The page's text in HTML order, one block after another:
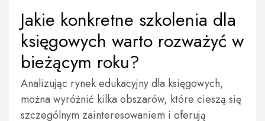
Jakie konkretne szkolenia dla
księgowych warto rozważyć w
bieżącym roku?
Analizując rynek edukacyjny dla księgowych,
można wyróżnić kilka obszarów, które cieszą się
szczególnym zainteresowaniem i oferują